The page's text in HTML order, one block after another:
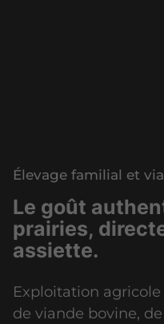
Élevage familial et
Le goût
prairies,
assiette.
Exploitation
de viande bovine,